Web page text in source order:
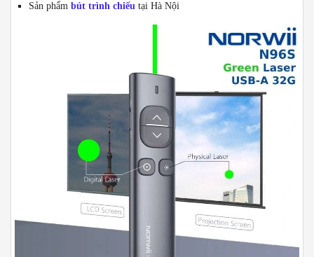
Sản phẩm bút trình chiếu tại Hà Nội